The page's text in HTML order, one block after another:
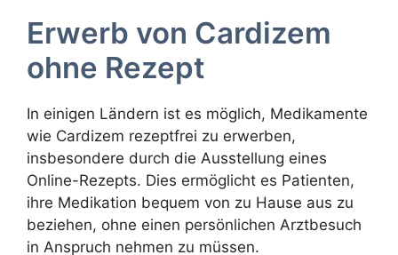
Erwerb von Cardizem
ohne Rezept
In einigen Ländern ist es möglich, Medikamente
wie Cardizem rezeptfrei zu erwerben,
insbesondere durch die Ausstellung eines
Online-Rezepts. Dies ermöglicht es Patienten,
ihre Medikation bequem von zu Hause aus zu
beziehen, ohne einen persönlichen Arztbesuch
in Anspruch nehmen zu müssen.